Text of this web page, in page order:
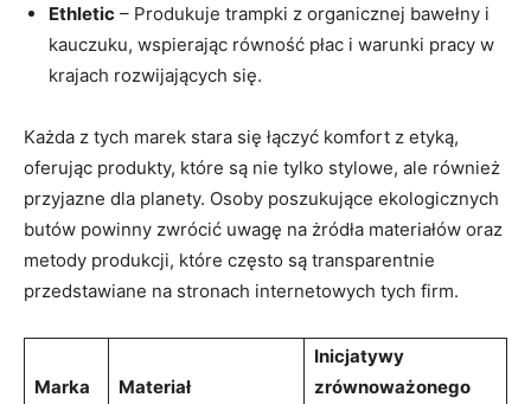
Ethletic – Produkuje trampki z organicznej bawełny i
kauczuku, wspierając równość płac i warunki pracy w
krajach rozwijających się.
Każda z tych marek stara się łączyć komfort z etyką,
oferując produkty, które są nie tylko stylowe, ale również
przyjazne dla planety. Osoby poszukujące ekologicznych
butów powinny zwrócić uwagę na żródła materiałów oraz
metody produkcji, które często są transparentnie
przedstawiane na stronach internetowych tych firm.
Marka Materiał
Inicjatywy
zrównoważonego